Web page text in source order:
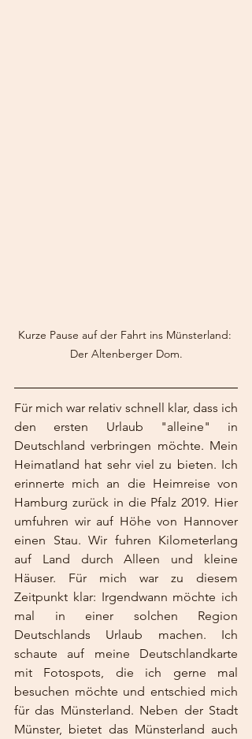
Kurze Pause auf der Fahrt ins Münsterland:
Der Altenberger Dom.
Für mich war relativ schnell klar, dass ich
den ersten Urlaub "alleine" in
Deutschland verbringen möchte. Mein
Heimatland hat sehr viel zu bieten. Ich
erinnerte mich an die Heimreise von
Hamburg zurück in die Pfalz 2019. Hier
umfuhren wir auf Höhe von Hannover
einen Stau. Wir fuhren Kilometerlang
auf Land durch Alleen und kleine
Häuser. Für mich war zu diesem
Zeitpunkt klar: Irgendwann möchte ich
mal in einer solchen Region
Deutschlands Urlaub machen. Ich
schaute auf meine Deutschlandkarte
mit Fotospots, die ich gerne mal
besuchen möchte und entschied mich
für das Münsterland. Neben der Stadt
Münster, bietet das Münsterland auch